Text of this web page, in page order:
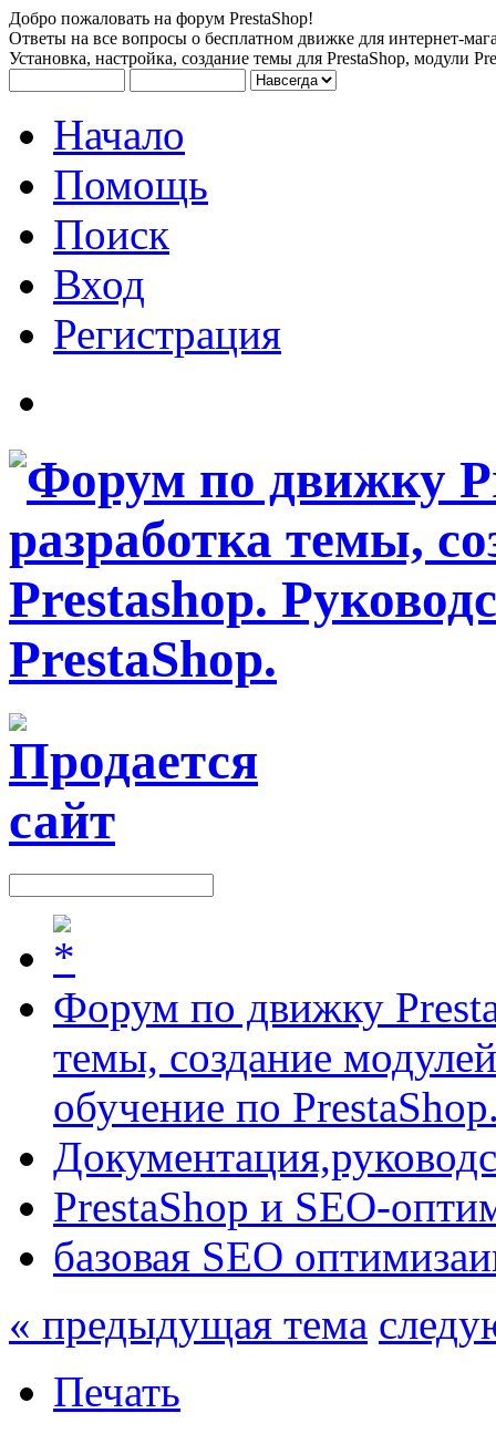
Добро пожаловать на форум PrestaShop!
Ответы на все вопросы о бесплатном движке для интернет-
Установка, настройка, создание темы для PrestaShop, модули
Начало
Помощь
Поиск
Вход
Регистрация
Форум по движку
темы, создание
обучение по
PrestaShop и SEO-
базовая SEO
« предыдущая тема
Печать